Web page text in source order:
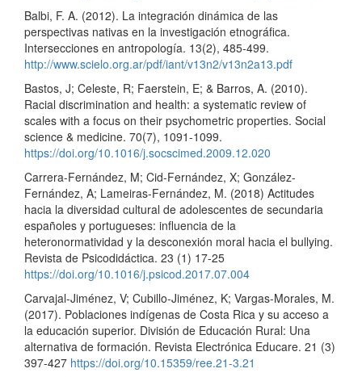
Balbi, F. A. (2012). La integración dinámica de las
perspectivas nativas en la investigación etnográfica.
Intersecciones en antropología. 13(2), 485-499.
http://www.scielo.org.ar/pdf/iant/v13n2/v13n2a13.pdf
Bastos, J; Celeste, R; Faerstein, E; & Barros, A. (2010).
Racial discrimination and health: a systematic review of
scales with a focus on their psychometric properties. Social
science & medicine. 70(7), 1091-1099.
https://doi.org/10.1016/j.socscimed.2009.12.020
Carrera-Fernández, M; Cid-Fernández, X; González-
Fernández, A; Lameiras-Fernández, M. (2018) Actitudes
hacia la diversidad cultural de adolescentes de secundaria
españoles y portugueses: influencia de la
heteronormatividad y la desconexión moral hacia el bullying.
Revista de Psicodidáctica. 23 (1) 17-25
https://doi.org/10.1016/j.psicod.2017.07.004
Carvajal-Jiménez, V; Cubillo-Jiménez, K; Vargas-Morales, M.
(2017). Poblaciones indígenas de Costa Rica y su acceso a
la educación superior. División de Educación Rural: Una
alternativa de formación. Revista Electrónica Educare. 21 (3)
397-427 https://doi.org/10.15359/ree.21-3.21